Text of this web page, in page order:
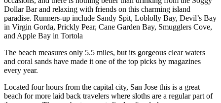
Dollar Bar and relaxing with friends on this charming island
paradise. Runners-up include Sandy Spit, Loblolly Bay, Devil’s Bay
in Virgin Gorda, Prickly Pear, Cane Garden Bay, Smugglers Cove,
and Apple Bay in Tortola
The beach measures only 5.5 miles, but its gorgeous clear waters
and coral sands have made it one of the top picks by magazines
every year.
Located four hours from the capital city, San Jose this is a great
beach for more laid back travelers where sloths are a regular part of